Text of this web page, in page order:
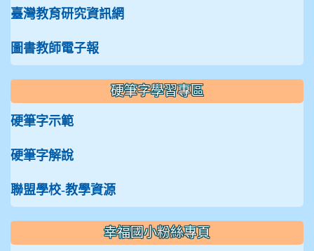
臺灣教育研究資訊網
圖書教師電子報
硬筆字學習專區
硬筆字示範
硬筆字解說
聯盟學校-教學資源
::: 幸福國小粉絲專頁